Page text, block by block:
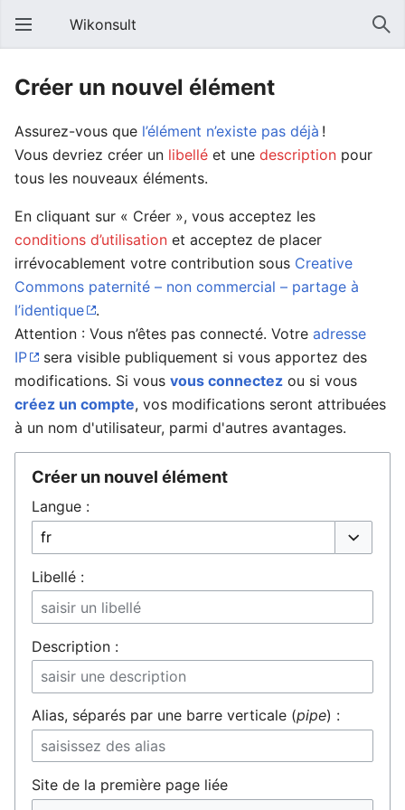
Ouvrir le menu principal
Wikonsult
Créer un nouvel élément
Assurez-vous que l’élément n’existe pas déjà !
Vous devriez créer un libellé et une description pour
tous les nouveaux éléments.
En cliquant sur « Créer », vous acceptez les
conditions d’utilisation et acceptez de placer
irrévocablement votre contribution sous Creative
Commons paternité – non commercial – partage à
l’identique
.
Attention : Vous n’êtes pas connecté. Votre adresse
IP
sera visible publiquement si vous apportez des
modifications. Si vous vous connectez ou si vous
créez un compte, vos modifications seront attribuées
à un nom d'utilisateur, parmi d'autres avantages.
Créer un nouvel élément
Langue :
Libellé :
Description :
Alias, séparés par une barre verticale (pipe) :
Site de la première page liée